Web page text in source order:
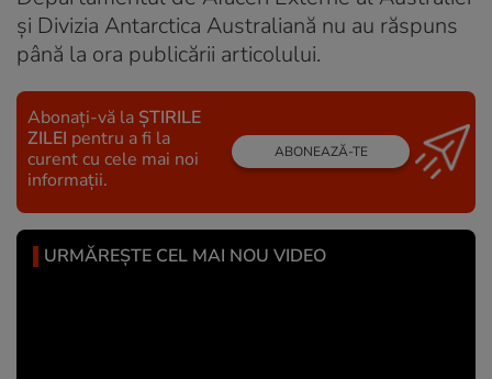
și Divizia Antarctica Australiană nu au răspuns
până la ora publicării articolului.
Abonați-vă la ȘTIRILE
ZILEI pentru a fi la
curent cu cele mai noi
informații.
ABONEAZĂ-TE
URMĂREȘTE CEL MAI NOU VIDEO